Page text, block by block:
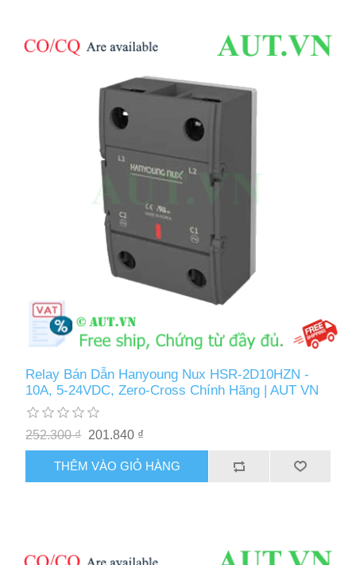
Relay Bán Dẫn Hanyoung Nux HSR-2D10HZN -
10A, 5-24VDC, Zero-Cross Chính Hãng | AUT VN
252.300 ₫ 201.840 ₫
THÊM VÀO GIỎ HÀNG